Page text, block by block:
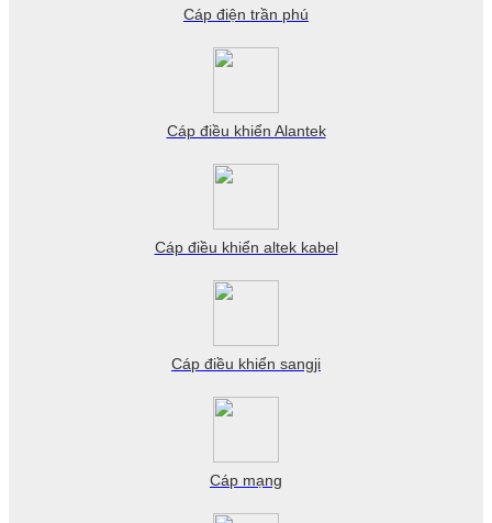
Cáp điện trần phú
Cáp điều khiển Alantek
Cáp điều khiển altek kabel
Cáp điều khiển sangji
Cáp mạng